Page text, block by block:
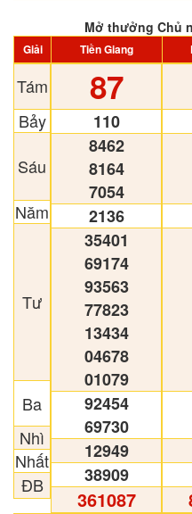
Mở thưởng Chủ
Giải Tiền Giang
Tám
Bảy
Sáu
Năm
Tư
Ba
Nhì
Nhất
ĐB
87
110
8462
8164
7054
2136
35401
69174
93563
77823
13434
04678
01079
92454
69730
12949
38909
361087